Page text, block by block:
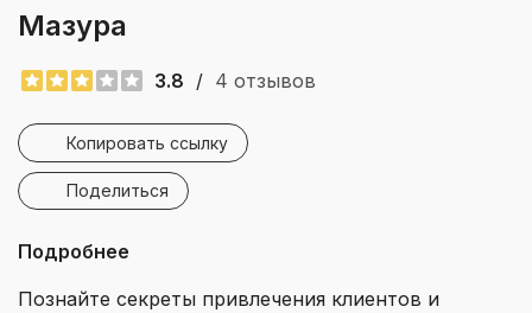
Мазура
3.8 / 4 отзывов
Копировать ссылку
Поделиться
Подробнее
Познайте секреты привлечения клиентов и